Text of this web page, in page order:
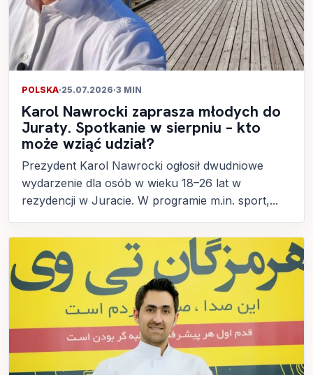
POLSKA·25.07.2026·3 MIN
Karol Nawrocki zaprasza młodych do
Juraty. Spotkanie w sierpniu – kto
może wziąć udział?
Prezydent Karol Nawrocki ogłosił dwudniowe
wydarzenie dla osób w wieku 18–26 lat w
rezydencji w Juracie. W programie m.in. sport,...